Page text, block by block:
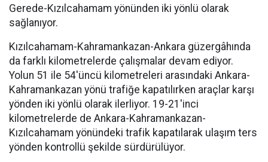
Gerede-Kızılcahamam yönünden iki yönlü olarak
sağlanıyor.
Kızılcahamam-Kahramankazan-Ankara güzergâhında
da farklı kilometrelerde çalışmalar devam ediyor.
Yolun 51 ile 54'üncü kilometreleri arasındaki Ankara-
Kahramankazan yönü trafiğe kapatılırken araçlar karşı
yönden iki yönlü olarak ilerliyor. 19-21'inci
kilometrelerde de Ankara-Kahramankazan-
Kızılcahamam yönündeki trafik kapatılarak ulaşım ters
yönden kontrollü şekilde sürdürülüyor.